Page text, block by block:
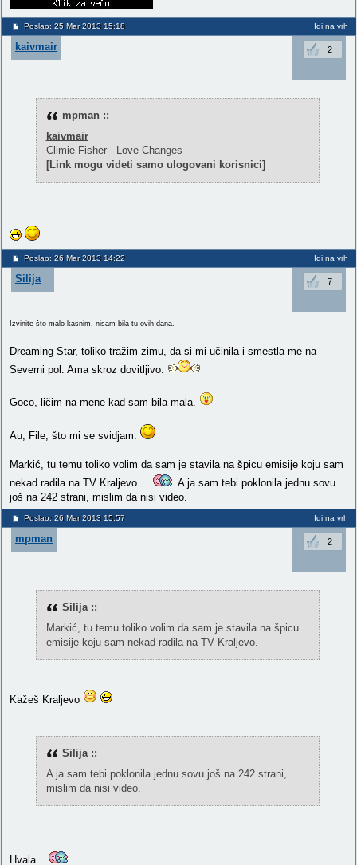
Poslao: 25 Mar 2013 15:18 Idi na vrh
kaivmair 2
mpman ::
kaivmair
Climie Fisher - Love Changes
[Link mogu videti samo ulogovani korisnici]
Poslao: 26 Mar 2013 14:22 Idi na vrh
Silija 7
Izvinite što malo kasnim, nisam bila tu ovih dana.
Dreaming Star, toliko tražim zimu, da si mi učinila i smestla me na
Severni pol. Ama skroz dovitljivo.
Goco, ličim na mene kad sam bila mala.
Au, File, što mi se svidjam.
Markić, tu temu toliko volim da sam je stavila na špicu emisije koju sam
nekad radila na TV Kraljevo.
A ja sam tebi poklonila jednu sovu
još na 242 strani, mislim da nisi video.
Poslao: 26 Mar 2013 15:57 Idi na vrh
mpman 2
Silija ::
Markić, tu temu toliko volim da sam je stavila na špicu
emisije koju sam nekad radila na TV Kraljevo.
Kažeš Kraljevo
Silija ::
A ja sam tebi poklonila jednu sovu još na 242 strani,
mislim da nisi video.
Hvala